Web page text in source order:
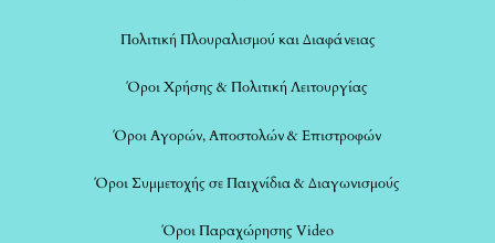
Πολιτική Πλουραλισμού και Διαφάνειας
Όροι Χρήσης & Πολιτική Λειτουργίας
Όροι Αγορών, Αποστολών & Επιστροφών
Όροι Συμμετοχής σε Παιχνίδια & Διαγωνισμούς
Όροι Παραχώρησης Video